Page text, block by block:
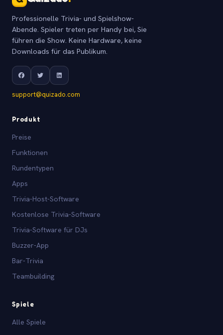
Professionelle Trivia- und Spielshow-
Abende. Spieler treten per Handy bei, Sie
führen die Show. Keine Hardware, keine
Downloads für das Publikum.
support@quizado.com
Produkt
Preise
Funktionen
Rundentypen
Apps
Trivia-Host-Software
Kostenlose Trivia-Software
Trivia-Software für DJs
Buzzer-App
Bar-Trivia
Teambuilding
Spiele
Alle Spiele